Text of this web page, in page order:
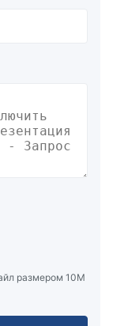
размером 10M